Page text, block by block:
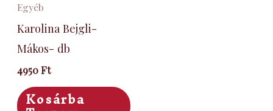
Egyéb
Karolina Bejgli-
Mákos- db
4950Ft
Kosárba